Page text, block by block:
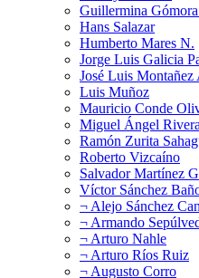
Guillermina
Hans Salazar
Humberto Mares N.
Jorge Luis Galicia
José Luis Montañez
Luis Muñoz
Mauricio Conde
Miguel Ángel Rivera
Ramón Zurita
Roberto Vizcaíno
Salvador Martínez
Víctor Sánchez
¬ Alejo Sánchez
¬ Armando
¬ Arturo Nahle
¬ Arturo Ríos Ruiz
¬ Augusto Corro